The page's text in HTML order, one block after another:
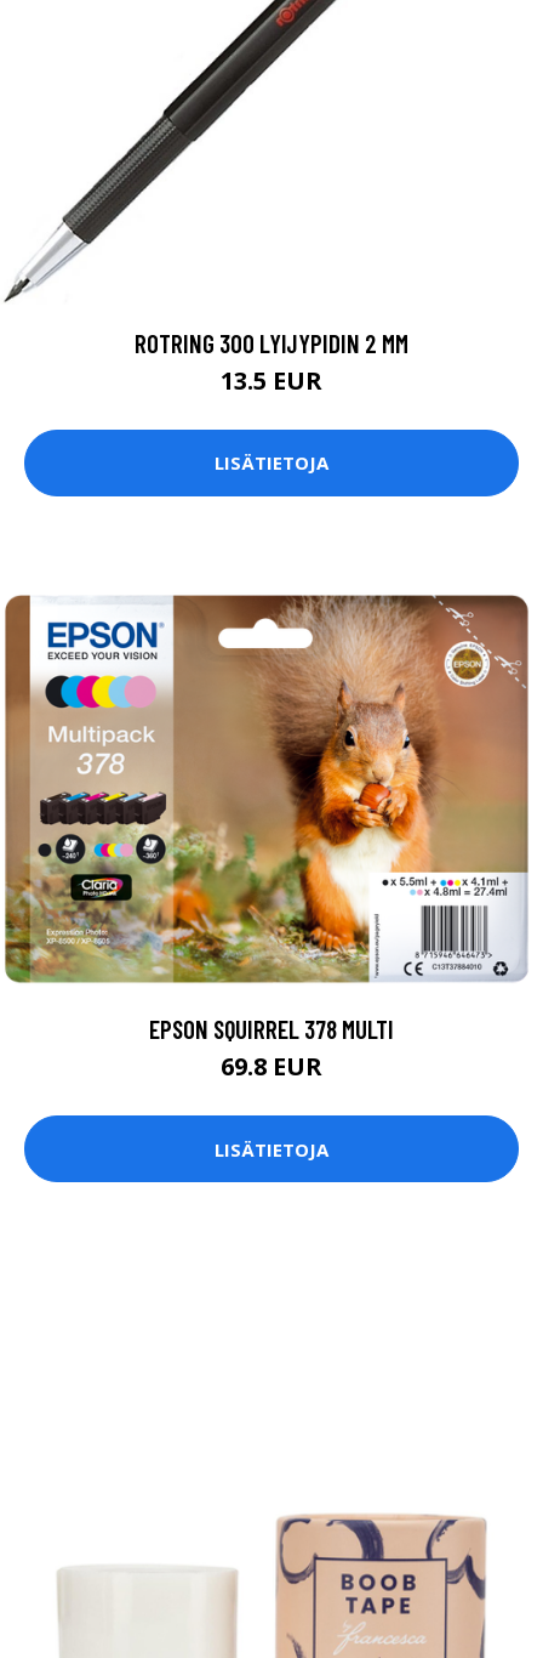
ROTRING 300 LYIJYPIDIN 2 MM
13.5 EUR
LISÄTIETOJA
EPSON SQUIRREL 378 MULTI
69.8 EUR
LISÄTIETOJA